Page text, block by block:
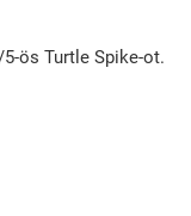
ös Turtle Spike-ot.